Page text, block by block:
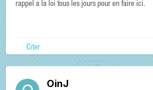
rappel a la loi tous les jours pour en faire ici.
Citer
OinJ